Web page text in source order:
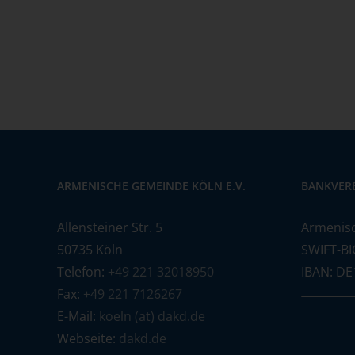
ARMENISCHE GEMEINDE KÖLN E.V.
Allensteiner Str. 5
50735 Köln
Telefon: +49 221 32018950
Fax: +49 221 7126267
E-Mail: koeln (at) dakd.de
Webseite: dakd.de
SWIFT-
IBAN: